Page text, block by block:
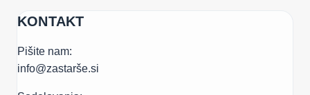
KONTAKT
Pišite nam:
info@zastarše.si